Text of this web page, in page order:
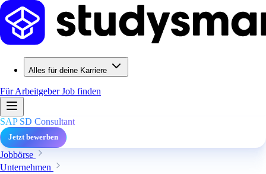
Alles für deine Karriere
Für ArbeitgeberJob finden
SAP SD Consultant
Jetzt bewerben
Jobbörse
Unternehmen